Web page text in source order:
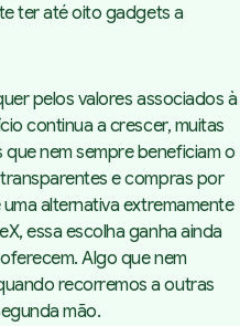
ter até oito gadgets a
pelos valores associados à
continua a crescer, muitas
nem sempre beneficiam o
e compras por
alternativa extremamente
, essa escolha ganha ainda
Algo que nem
recorremos a outras
mão.